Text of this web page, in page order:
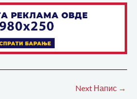
Next Напис →